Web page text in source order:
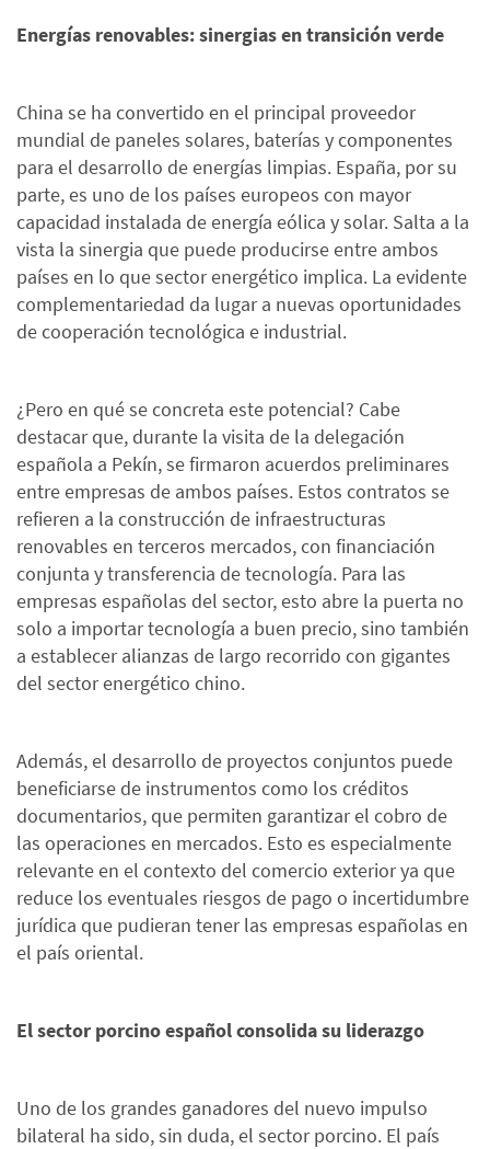
Energías renovables: sinergias en transición verde
China se ha convertido en el principal proveedor
mundial de paneles solares, baterías y componentes
para el desarrollo de energías limpias. España, por su
parte, es uno de los países europeos con mayor
capacidad instalada de energía eólica y solar. Salta a la
vista la sinergia que puede producirse entre ambos
países en lo que sector energético implica. La evidente
complementariedad da lugar a nuevas oportunidades
de cooperación tecnológica e industrial.
¿Pero en qué se concreta este potencial? Cabe
destacar que, durante la visita de la delegación
española a Pekín, se firmaron acuerdos preliminares
entre empresas de ambos países. Estos contratos se
refieren a la construcción de infraestructuras
renovables en terceros mercados, con financiación
conjunta y transferencia de tecnología. Para las
empresas españolas del sector, esto abre la puerta no
solo a importar tecnología a buen precio, sino también
a establecer alianzas de largo recorrido con gigantes
del sector energético chino.
Además, el desarrollo de proyectos conjuntos puede
beneficiarse de instrumentos como los créditos
documentarios, que permiten garantizar el cobro de
las operaciones en mercados. Esto es especialmente
relevante en el contexto del comercio exterior ya que
reduce los eventuales riesgos de pago o incertidumbre
jurídica que pudieran tener las empresas españolas en
el país oriental.
El sector porcino español consolida su liderazgo
Uno de los grandes ganadores del nuevo impulso
bilateral ha sido, sin duda, el sector porcino. El país